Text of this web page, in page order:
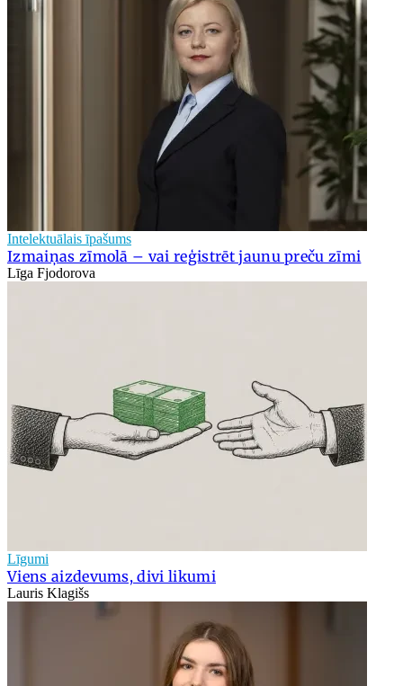
Intelektuālais īpašums
Izmaiņas zīmolā – vai reģistrēt jaunu preču zīmi
Līga Fjodorova
Līgumi
Viens aizdevums, divi likumi
Lauris Klagišs